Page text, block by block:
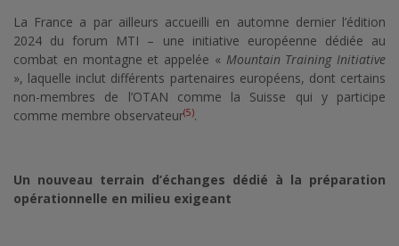
La France a par ailleurs accueilli en automne dernier l’édition
2024 du forum MTI – une initiative européenne dédiée au
combat en montagne et appelée « Mountain Training Initiative
», laquelle inclut différents partenaires européens, dont certains
non-membres de l’OTAN comme la Suisse qui y participe
comme membre observateur(5).
Un nouveau terrain d’échanges dédié à la préparation
opérationnelle en milieu exigeant